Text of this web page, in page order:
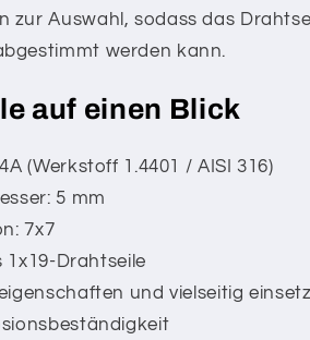
zur Auswahl, sodass das
werden kann.
auf einen Blick
(Werkstoff 1.4401 / AISI 316)
5 mm
7x7
1x19-Drahtseile
und vielseitig